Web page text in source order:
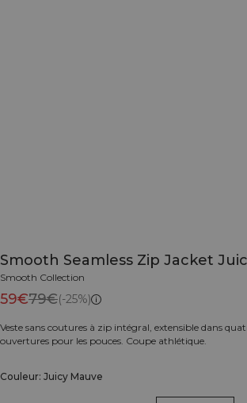
Smooth Seamless Zip Jacket
Smooth Collection
59€79€(-25%)
Veste sans coutures à zip intégral, extensible dans
ouvertures pour les pouces. Coupe athlétique.
Couleur: Juicy Mauve